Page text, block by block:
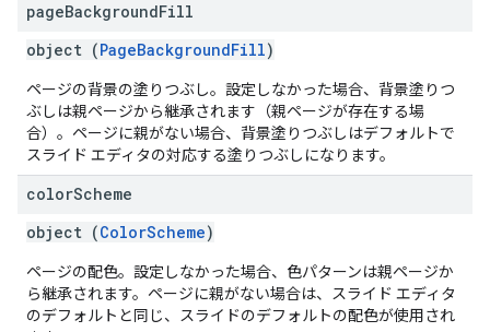
pageBackgroundFill
object (PageBackgroundFill)
ページの背景の塗りつぶし。設定しなかった場合、背景塗りつ
ぶしは親ページから継承されます（親ページが存在する場
合）。ページに親がない場合、背景塗りつぶしはデフォルトで
スライド エディタの対応する塗りつぶしになります。
colorScheme
object (ColorScheme)
ページの配色。設定しなかった場合、色パターンは親ページか
ら継承されます。ページに親がない場合は、スライド エディタ
のデフォルトと同じ、スライドのデフォルトの配色が使用され